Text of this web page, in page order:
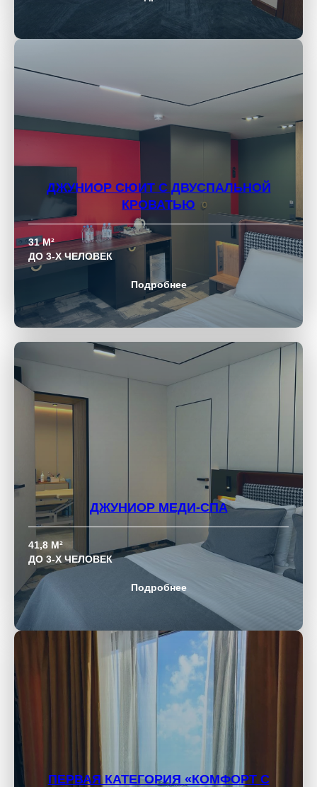
ДЖУНИОР СЮИТ С ДВУСПАЛЬНОЙ
КРОВАТЬЮ
31 М²
ДО 3-Х ЧЕЛОВЕК
Подробнее
ДЖУНИОР МЕДИ-СПА
41,8 М²
ДО 3-Х ЧЕЛОВЕК
Подробнее
ПЕРВАЯ КАТЕГОРИЯ «КОМФОРТ С